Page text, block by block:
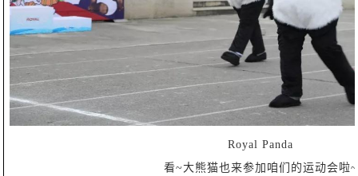
Royal Panda
看~大熊猫也来参加咱们的运动会啦~